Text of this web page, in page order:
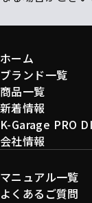
ホーム
ブランド一覧
商品一覧
新着情報
K-Garage PRO
会社情報
マニュアル一覧
よくあるご質問